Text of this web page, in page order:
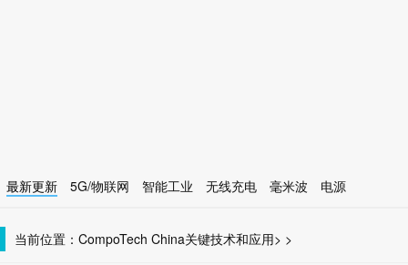
最新更新 5G/物联网 智能工业 无线充电 毫米波
电源
当前位置： CompoTech China >
关键技术和应用 >